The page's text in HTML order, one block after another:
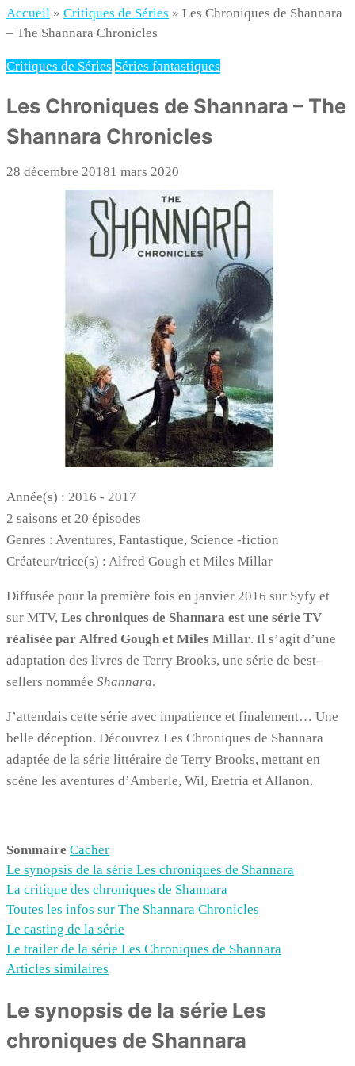
Accueil » Critiques de Séries » Les Chroniques de Shannara
– The Shannara Chronicles
Critiques de Séries Séries fantastiques
Les Chroniques de Shannara – The
Shannara Chronicles
28 décembre 20181 mars 2020
Année(s) : 2016 - 2017
2 saisons et 20 épisodes
Genres : Aventures, Fantastique, Science -fiction
Créateur/trice(s) : Alfred Gough et Miles Millar
Diffusée pour la première fois en janvier 2016 sur Syfy et
sur MTV, Les chroniques de Shannara est une série TV
réalisée par Alfred Gough et Miles Millar. Il s’agit d’une
adaptation des livres de Terry Brooks, une série de best-
sellers nommée Shannara.
J’attendais cette série avec impatience et finalement… Une
belle déception. Découvrez Les Chroniques de Shannara
adaptée de la série littéraire de Terry Brooks, mettant en
scène les aventures d’Amberle, Wil, Eretria et Allanon.
Sommaire Cacher
Le synopsis de la série Les chroniques de Shannara
La critique des chroniques de Shannara
Toutes les infos sur The Shannara Chronicles
Le casting de la série
Le trailer de la série Les Chroniques de Shannara
Articles similaires
Le synopsis de la série Les
chroniques de Shannara